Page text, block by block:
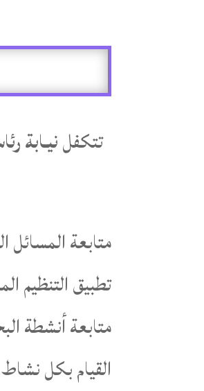
تتكفلنيـابة
متابعة
تطبيق التنظيم
متابعة أنشطة
القيام بكل